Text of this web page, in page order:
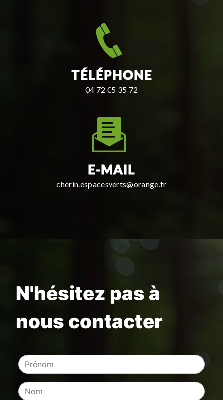
TÉLÉPHONE
04 72 05 35 72
E-MAIL
cherin.espacesverts@orange.fr
N'hésitez pas à
nous contacter